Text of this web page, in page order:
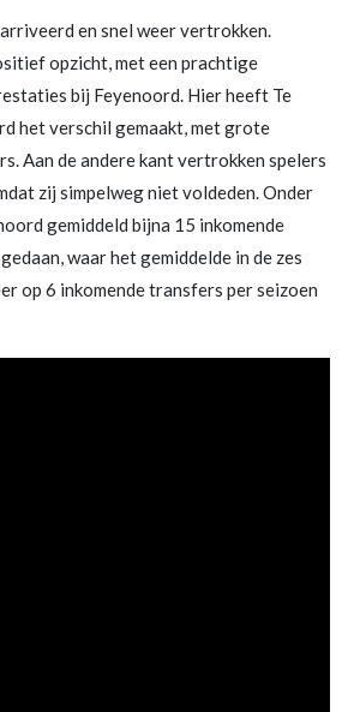
en snel weer vertrokken.
opzicht, met een prachtige
bij Feyenoord. Hier heeft Te
het verschil gemaakt, met grote
Aan de andere kant vertrokken spelers
zij simpelweg niet voldeden. Onder
gemiddeld bijna 15 inkomende
waar het gemiddelde in de zes
op 6 inkomende transfers per seizoen